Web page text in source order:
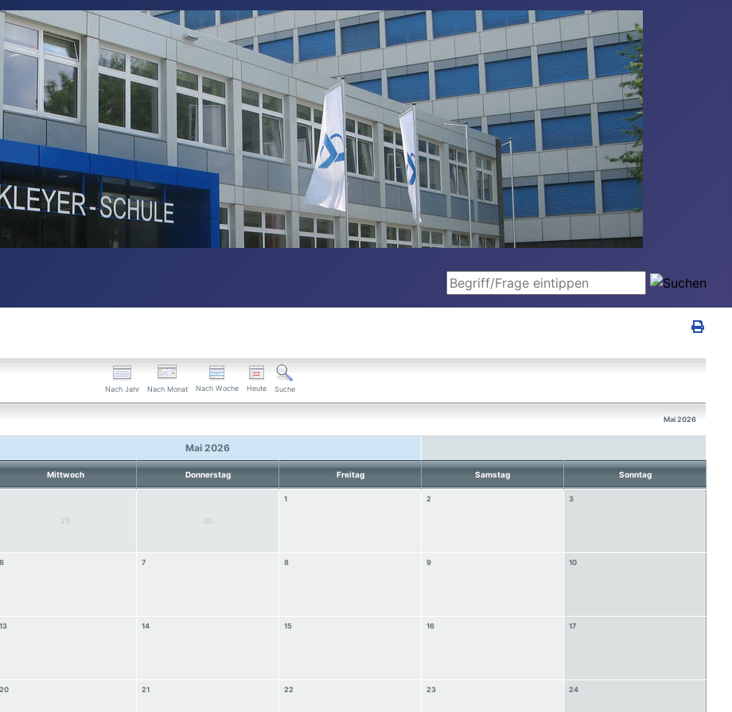
Begriff/Frage eintippen
Nach Jahr Nach Monat Nach Woche Heute Suche
Mai 2026
Mai 2026
Mittwoch Donnerstag Freitag Samstag Sonntag
29 30
1 2 3
6 7 8 9 10
13 14 15 16 17
20 21 22 23 24